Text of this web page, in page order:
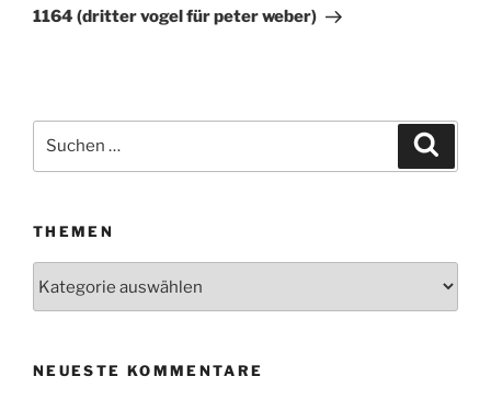
Beitrag
1164 (dritter vogel für peter weber)
Suchen
THEMEN
NEUESTE KOMMENTARE